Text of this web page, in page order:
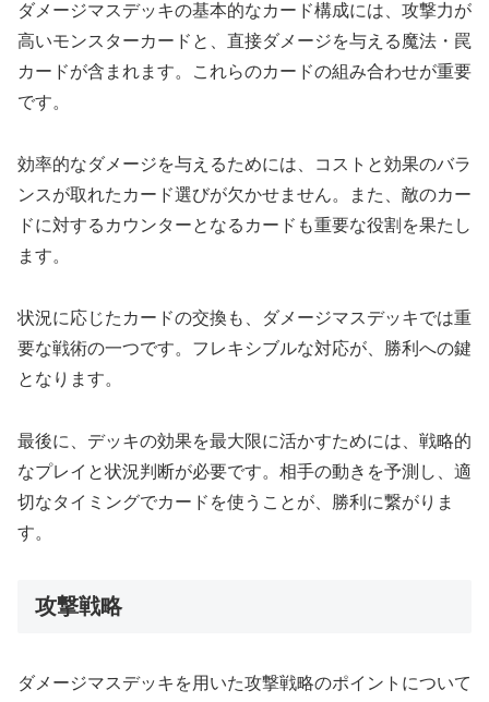
ダメージマスデッキの基本的なカード構成には、攻撃力が
高いモンスターカードと、直接ダメージを与える魔法・罠
カードが含まれます。これらのカードの組み合わせが重要
です。
効率的なダメージを与えるためには、コストと効果のバラ
ンスが取れたカード選びが欠かせません。また、敵のカー
ドに対するカウンターとなるカードも重要な役割を果たし
ます。
状況に応じたカードの交換も、ダメージマスデッキでは重
要な戦術の一つです。フレキシブルな対応が、勝利への鍵
となります。
最後に、デッキの効果を最大限に活かすためには、戦略的
なプレイと状況判断が必要です。相手の動きを予測し、適
切なタイミングでカードを使うことが、勝利に繋がりま
す。
攻撃戦略
ダメージマスデッキを用いた攻撃戦略のポイントについて